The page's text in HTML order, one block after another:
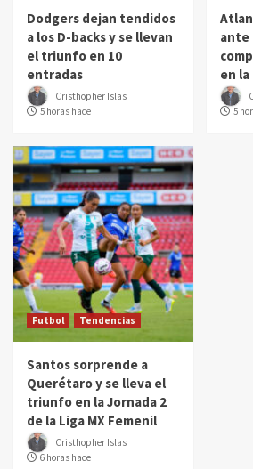
Dodgers dejan tendidos
a los D-backs y se llevan
el triunfo en 10
entradas
Cristhopher Islas
5 horas hace
ante
en la
5
Futbol Tendencias
Santos sorprende a
Querétaro y se lleva el
triunfo en la Jornada 2
de la Liga MX Femenil
Cristhopher Islas
6 horas hace